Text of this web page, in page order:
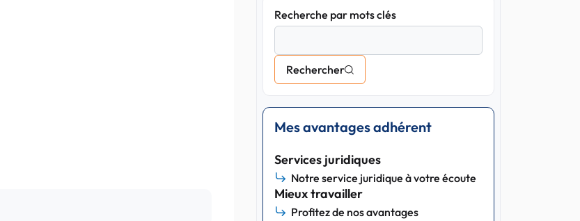
Recherche par mots clés
Rechercher
Mes avantages adhérent
Services juridiques
Notre service juridique à votre écoute
Mieux travailler
Profitez de nos avantages